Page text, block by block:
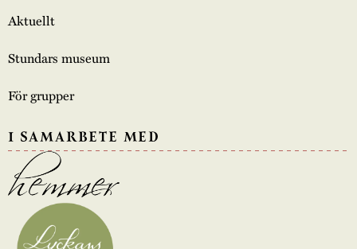
Aktuellt
Stundars museum
För grupper
I SAMARBETE MED